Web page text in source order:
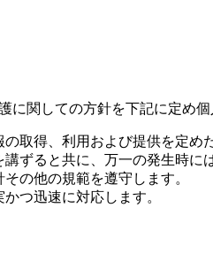
関しての方針を下記に定め
取得、利用および提供を定め
ずると共に、万一の発生時に
の他の規範を遵守します。
つ迅速に対応します。